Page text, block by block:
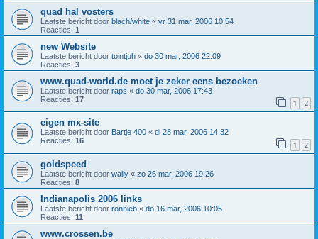
quad hal vosters
Laatste bericht door blach/white « vr 31 mar, 2006 10:54
Reacties: 1
new Website
Laatste bericht door tointjuh « do 30 mar, 2006 22:09
Reacties: 3
www.quad-world.de moet je zeker eens bezoeken
Laatste bericht door raps « do 30 mar, 2006 17:43
Reacties: 17 1 2
eigen mx-site
Laatste bericht door Bartje 400 « di 28 mar, 2006 14:32
Reacties: 16 1 2
goldspeed
Laatste bericht door wally « zo 26 mar, 2006 19:26
Reacties: 8
Indianapolis 2006 links
Laatste bericht door ronnieb « do 16 mar, 2006 10:05
Reacties: 11
www.crossen.be